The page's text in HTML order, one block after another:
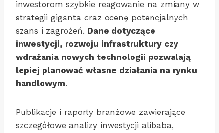
inwestorom szybkie reagowanie na zmiany w
strategii giganta oraz ocenę potencjalnych
szans i zagrożeń. Dane dotyczące
inwestycji, rozwoju infrastruktury czy
wdrażania nowych technologii pozwalają
lepiej planować własne działania na rynku
handlowym.
Publikacje i raporty branżowe zawierające
szczegółowe analizy inwestycji alibaba,